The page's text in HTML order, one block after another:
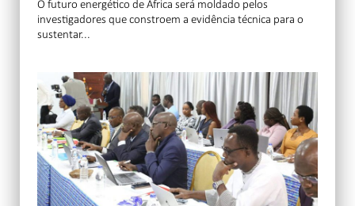
O futuro energético de África será moldado pelos
investigadores que constroem a evidência técnica para o
sustentar...